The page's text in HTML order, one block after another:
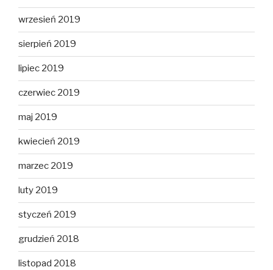
wrzesień 2019
sierpień 2019
lipiec 2019
czerwiec 2019
maj 2019
kwiecień 2019
marzec 2019
luty 2019
styczeń 2019
grudzień 2018
listopad 2018